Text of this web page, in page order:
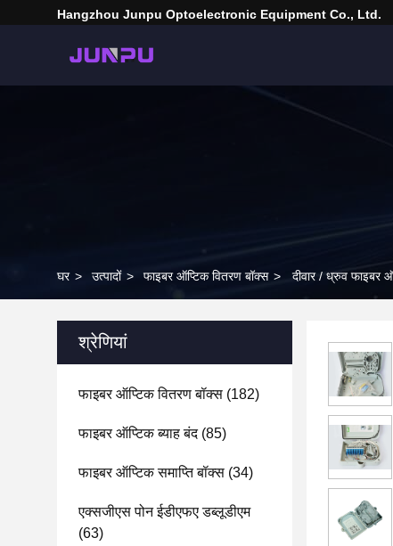
Hangzhou Junpu Optoelectronic Equipment Co., Ltd.
घर > उत्पादों > फाइबर ऑप्टिक वितरण बॉक्स > दीवार / ध्रुव फाइबर
श्रेणियां
फाइबर ऑप्टिक वितरण बॉक्स (182)
फाइबर ऑप्टिक ब्याह बंद(85)
फाइबर ऑप्टिक समाप्ति बॉक्स (34)
एक्सजीएस पोन ईडीएफए डब्लूडीएम
(63)